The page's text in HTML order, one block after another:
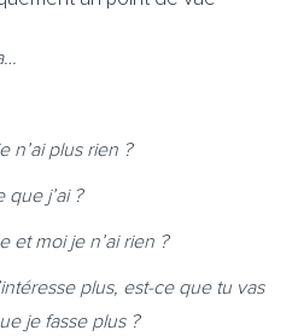
n’ai plus rien ?
que j’ai ?
et moi je n’ai rien ?
plus, est-ce que tu vas
je fasse plus ?